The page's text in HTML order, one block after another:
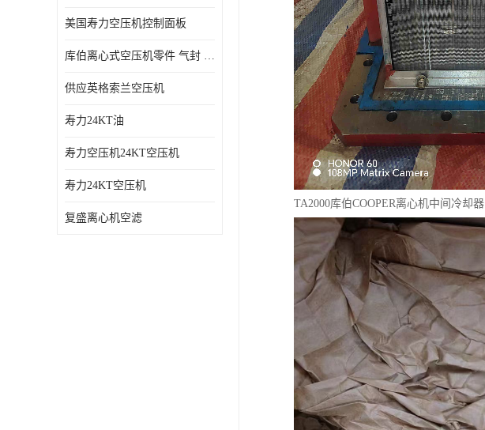
美国寿力空压机控制面板
库伯离心式空压机零件 气封 机型 TA6000 TA18 TA9000原厂品质
供应英格索兰空压机
寿力24KT油
寿力空压机24KT空压机
寿力24KT空压机
复盛离心机空滤
TA2000库伯COOPER离心机中间冷却器